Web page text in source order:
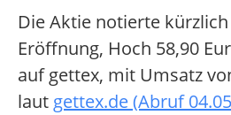
Die Aktie notierte kürzlich
Eröffnung, Hoch 58,90
auf gettex, mit Umsatz
laut gettex.de (Abruf